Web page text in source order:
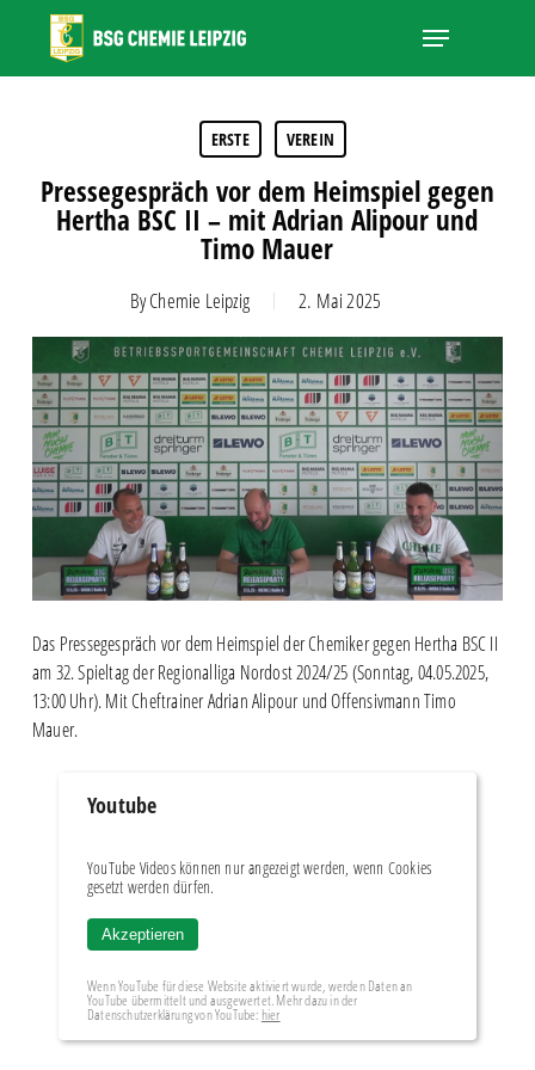
main
Menu
ERSTE VEREIN
Pressegespräch vor dem Heimspiel gegen
Hertha BSC II – mit Adrian Alipour und
Timo Mauer
ByChemie Leipzig 2. Mai 2025
Das Pressegespräch vor dem Heimspiel der Chemiker gegen Hertha BSC II
am 32. Spieltag der Regionalliga Nordost 2024/25 (Sonntag, 04.05.2025,
13:00Uhr). Mit Cheftrainer Adrian Alipour und Offensivmann Timo
Mauer.
Youtube
YouTube Videos können nur angezeigt werden, wenn Cookies
gesetzt werden dürfen.
Akzeptieren
Wenn YouTube für diese Website aktiviert wurde, werden Daten an
YouTube übermittelt und ausgewertet. Mehr dazu in der
Datenschutzerklärung von YouTube: hier
Close